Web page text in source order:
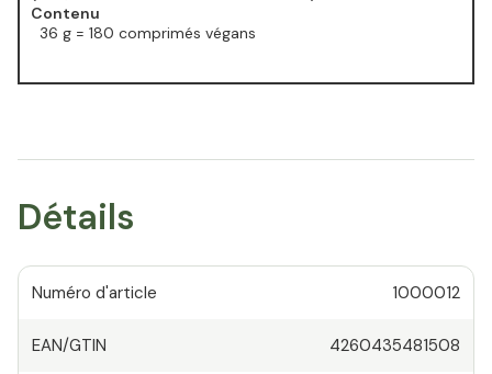
Contenu
36 g = 180 comprimés végans
Détails
Numéro d'article 1000012
EAN/GTIN 4260435481508